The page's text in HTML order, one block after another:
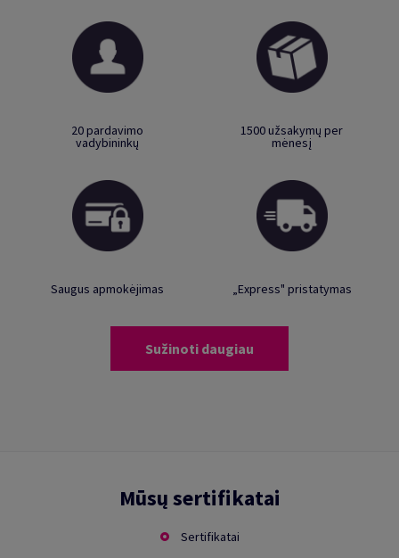
20 pardavimo
vadybininkų
1500 užsakymų per
mėnesį
Saugus apmokėjimas „Express" pristatymas
Sužinoti daugiau
Mūsų sertifikatai
Sertifikatai